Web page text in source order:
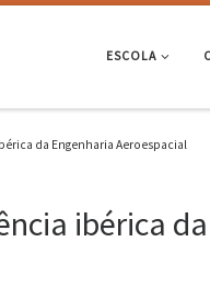
ESCOLA
da Engenharia Aeroespacial
ibérica